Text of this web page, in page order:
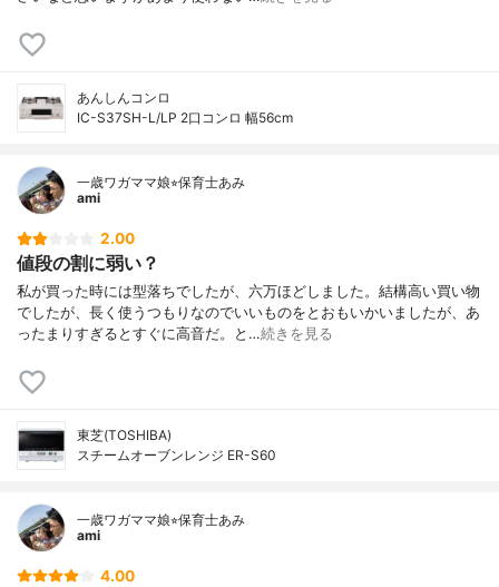
あんしんコンロ
IC-S37SH-L/LP 2口コンロ 幅56cm
一歳ワガママ娘⭐︎保育士あみ
ami
2.00
値段の割に弱い？
私が買った時には型落ちでしたが、六万ほどしました。結構高い買い物
でしたが、長く使うつもりなのでいいものをとおもいかいましたが、あ
ったまりすぎるとすぐに高音だ。と…続きを見る
東芝(TOSHIBA)
スチームオーブンレンジ ER-S60
一歳ワガママ娘⭐︎保育士あみ
ami
4.00